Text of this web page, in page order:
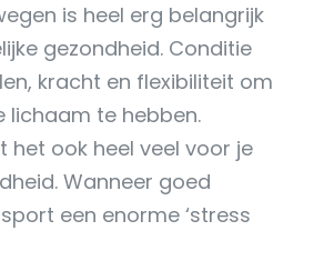
is heel erg belangrijk
gezondheid. Conditie
kracht en flexibiliteit om
lichaam te hebben.
het ook heel veel voor je
Wanneer goed
een enorme ‘stress